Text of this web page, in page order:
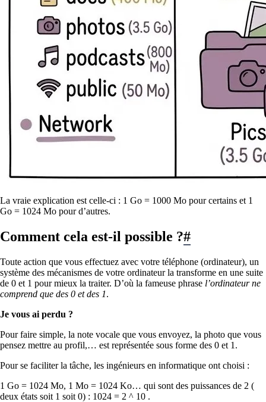
La vraie explication est celle-ci : 1 Go = 1000 Mo pour certains et 1
Go = 1024 Mo pour d’autres.
Comment cela est-il possible ?#
Toute action que vous effectuez avec votre téléphone (ordinateur), un
système des mécanismes de votre ordinateur la transforme en une suite
de 0 et 1 pour mieux la traiter. D’où la fameuse phrase l’ordinateur ne
comprend que des 0 et des 1.
Je vous ai perdu ?
Pour faire simple, la note vocale que vous envoyez, la photo que vous
pensez mettre au profil,… est représentée sous forme des 0 et 1.
Pour se faciliter la tâche, les ingénieurs en informatique ont choisi :
1 Go = 1024 Mo, 1 Mo = 1024 Ko… qui sont des puissances de 2 (
deux états soit 1 soit 0) : 1024 = 2 ^ 10 .